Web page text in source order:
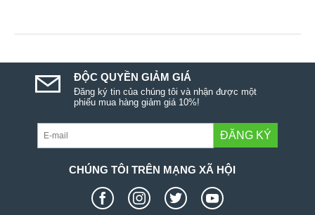
ĐỘC QUYỀN GIẢM GIÁ
Đăng ký tin của chúng tôi và nhận được một
phiếu mua hàng giảm giá 10%!
ĐĂNG KÝ
CHÚNG TÔI TRÊN MẠNG XÃ HỘI